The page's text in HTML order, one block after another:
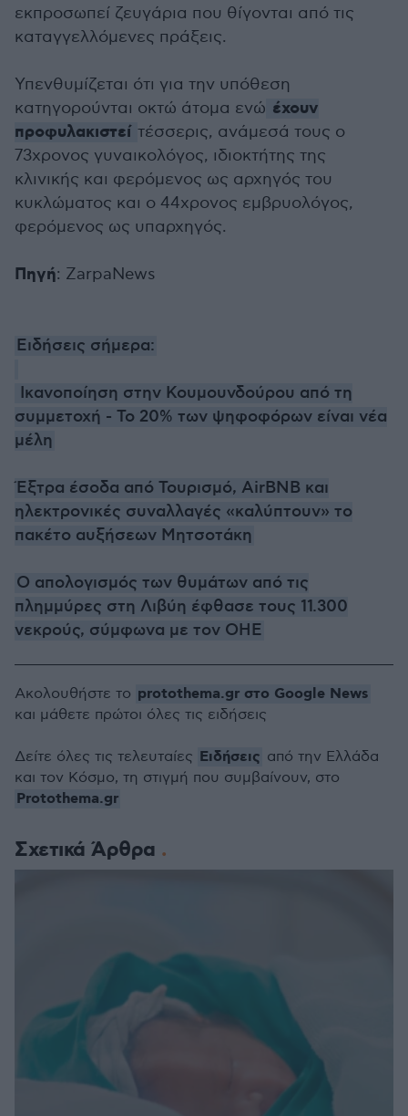
εκπροσωπεί ζευγάρια που θίγονται από τις
καταγγελλόμενες πράξεις.
Υπενθυμίζεται ότι για την υπόθεση
κατηγορούνται οκτώ άτομα ενώ έχουν
προφυλακιστεί τέσσερις, ανάμεσά τους ο
73χρονος γυναικολόγος, ιδιοκτήτης της
κλινικής και φερόμενος ως αρχηγός του
κυκλώματος και ο 44χρονος εμβρυολόγος,
φερόμενος ως υπαρχηγός.
Πηγή: ZarpaNews
Ειδήσεις σήμερα:
Ικανοποίηση στην Κουμουνδούρου από τη
συμμετοχή - Το 20% των ψηφοφόρων είναι νέα
μέλη
Έξτρα έσοδα από Τουρισμό, AirBNB και
ηλεκτρονικές συναλλαγές «καλύπτουν» το
πακέτο αυξήσεων Μητσοτάκη
Ο απολογισμός των θυμάτων από τις
πλημμύρες στη Λιβύη έφθασε τους 11.300
νεκρούς, σύμφωνα με τον ΟΗΕ
Σχετικά Άρθρα
Ακολουθήστε το protothema.gr στο Google News
και μάθετε πρώτοι όλες τις ειδήσεις
Δείτε όλες τις τελευταίες Ειδήσεις από την Ελλάδα
και τον Κόσμο, τη στιγμή που συμβαίνουν, στο
Protothema.gr